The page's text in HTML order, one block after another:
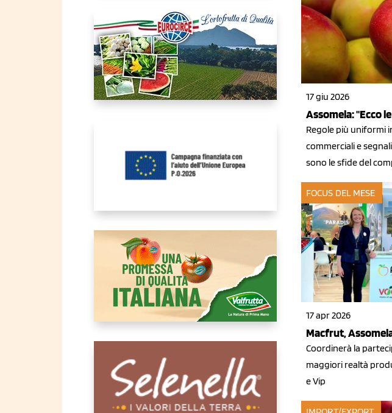
17 giu 2026
Assomela: "Ecco
Regole più uniformi
commerciali e
sono le sfide del
FOCUS DEL MESE
17 apr 2026
Macfrut,
Coordinerà la
maggiori realtà
e Vip